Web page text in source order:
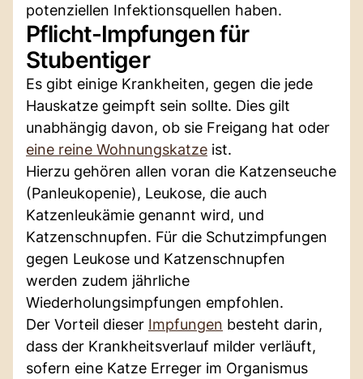
potenziellen Infektionsquellen haben.
Pflicht-Impfungen für
Stubentiger
Es gibt einige Krankheiten, gegen die jede
Hauskatze geimpft sein sollte. Dies gilt
unabhängig davon, ob sie Freigang hat oder
eine reine Wohnungskatze ist.
Hierzu gehören allen voran die Katzenseuche
(Panleukopenie), Leukose, die auch
Katzenleukämie genannt wird, und
Katzenschnupfen. Für die Schutzimpfungen
gegen Leukose und Katzenschnupfen
werden zudem jährliche
Wiederholungsimpfungen empfohlen.
Der Vorteil dieser Impfungen besteht darin,
dass der Krankheitsverlauf milder verläuft,
sofern eine Katze Erreger im Organismus